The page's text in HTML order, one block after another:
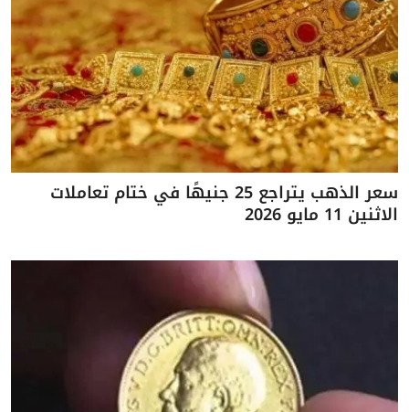
سعر الذهب يتراجع 25 جنيهًا في ختام تعاملات
الاثنين 11 مايو 2026